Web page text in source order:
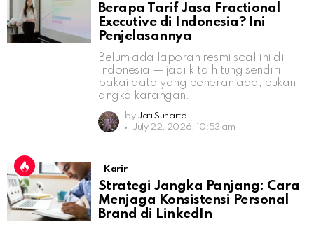
Berapa Tarif Jasa Fractional
Executive di Indonesia? Ini
Penjelasannya
Belum ada laporan resmi soal ini di
Indonesia — jadi kita hitung sendiri
pakai data yang beneran ada, bukan
angka karangan.
by Jati Sunarto
July 22, 2026, 10:53 am
Karir
Strategi Jangka Panjang: Cara
Menjaga Konsistensi Personal
Brand di LinkedIn